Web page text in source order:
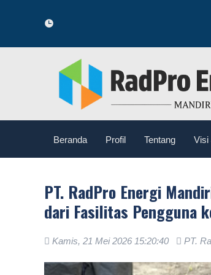
Beranda Profil Tentang Visi
PT. RadPro Energi
dari Fasilitas Pengguna
Kamis, 21 Mei 2026 15:20:40
PT.